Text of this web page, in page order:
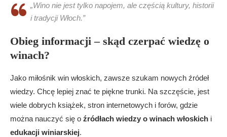
„Wino nie jest tylko napojem, ale częścią kultury, historii
i tradycji Włoch.”
Obieg informacji – skąd czerpać wiedzę o
winach?
Jako miłośnik win włoskich, zawsze szukam nowych źródeł
wiedzy. Chcę lepiej znać te piękne trunki. Na szczęście, jest
wiele dobrych książek, stron internetowych i forów, gdzie
można nauczyć się o źródłach wiedzy o winach włoskich i
edukacji winiarskiej.